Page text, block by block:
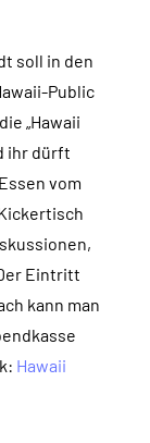
soll in den
Public
„Hawaii
ihr dürft
vom
Eintritt
kann man
Hawaii